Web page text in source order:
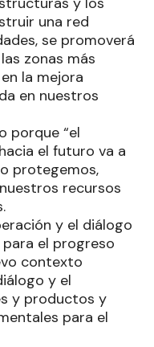
una red
se promoverá
zonas más
la mejora
en nuestros
porque “el
el futuro va a
protegemos,
recursos
y el diálogo
el progreso
contexto
y el
y productos y
para el